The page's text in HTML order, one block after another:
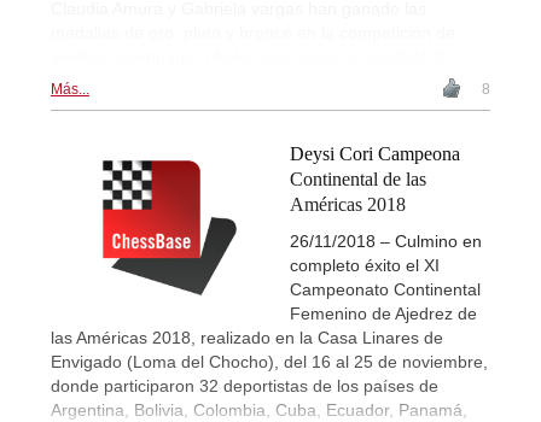
Más... 8
Deysi Cori Campeona
Continental de las
Américas 2018
26/11/2018 – Culmino en
completo éxito el XI
Campeonato Continental
Femenino de Ajedrez de
las Américas 2018, realizado en la Casa Linares de
Envigado (Loma del Chocho), del 16 al 25 de noviembre,
donde participaron 32 deportistas de los países de
Argentina, Bolivia, Colombia, Cuba, Ecuador, Panamá,